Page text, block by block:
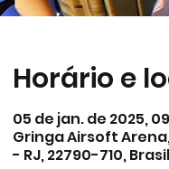
Horário e
05 de jan. de 2025,
Gringa Airsoft
- RJ, 22790-710, Brasil